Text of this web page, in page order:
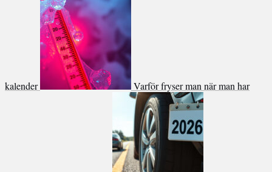
kalender Varför fryser man när man har